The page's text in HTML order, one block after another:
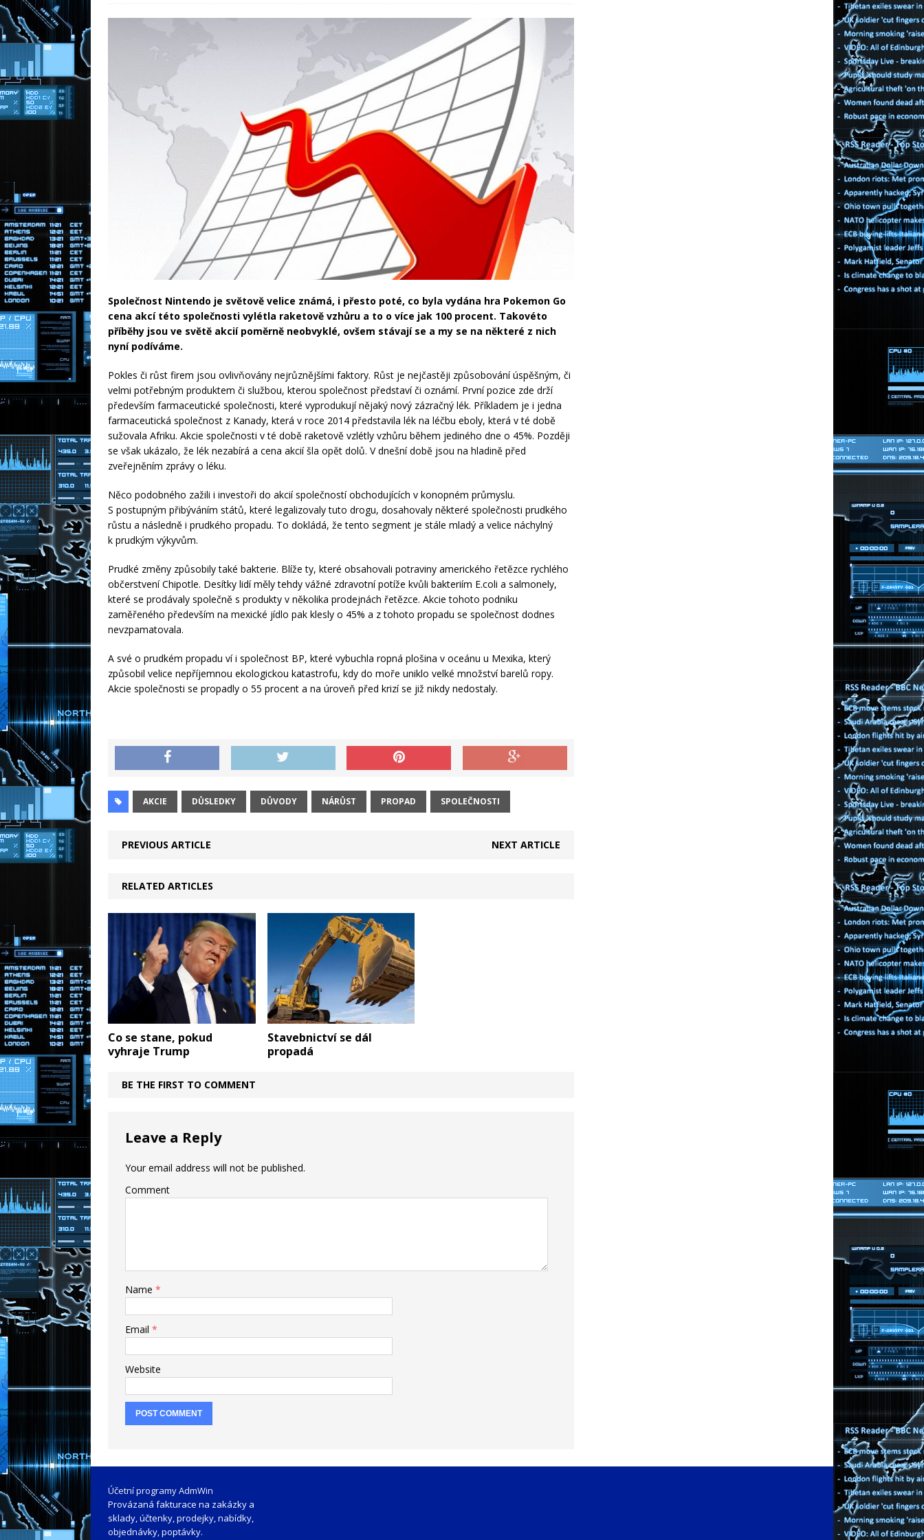
[ 31.12.2025 ] Moderní přístup k bezpečnému a efektivnímu ukládání
Zděděná nemovitost: Prodej bez stresu a rodinných sporů
Společnost Nintendo je světově velice známá, i přesto poté, co byla vydána hra Pokemon Go
cena akcí této společnosti vylétla raketově vzhůru a to o více jak 100 procent. Takovéto
příběhy jsou ve světě akcií poměrně neobvyklé, ovšem stávají se a my se na některé z nich
nyní podíváme.
Pokles či růst firem jsou ovlivňovány nejrůznějšími faktory. Růst je nejčastěji způsobování úspěšným, či
velmi potřebným produktem či službou, kterou společnost představí či oznámí. První pozice zde drží
především farmaceutické společnosti, které vyprodukují nějaký nový zázračný lék. Příkladem je i jedna
farmaceutická společnost z Kanady, která v roce 2014 představila lék na léčbu eboly, která v té době
sužovala Afriku. Akcie společnosti v té době raketově vzlétly vzhůru během jediného dne o 45%. Později
se však ukázalo, že lék nezabírá a cena akcií šla opět dolů. V dnešní době jsou na hladině před
zveřejněním zprávy o léku.
Něco podobného zažili i investoři do akcií společností obchodujících v konopném průmyslu.
S postupným přibýváním států, které legalizovaly tuto drogu, dosahovaly některé společnosti prudkého
růstu a následně i prudkého propadu. To dokládá, že tento segment je stále mladý a velice náchylný
k prudkým výkyvům.
Prudké změny způsobily také bakterie. Blíže ty, které obsahovali potraviny amerického řetězce rychlého
občerstvení Chipotle. Desítky lidí měly tehdy vážné zdravotní potíže kvůli bakteriím E.coli a salmonely,
které se prodávaly společně s produkty v několika prodejnách řetězce. Akcie tohoto podniku
zaměřeného především na mexické jídlo pak klesly o 45% a z tohoto propadu se společnost dodnes
nevzpamatovala.
A své o prudkém propadu ví i společnost BP, které vybuchla ropná plošina v oceánu u Mexika, který
způsobil velice nepříjemnou ekologickou katastrofu, kdy do moře uniklo velké množství barelů ropy.
Akcie společnosti se propadly o 55 procent a na úroveň před krizí se již nikdy nedostaly.
AKCIE DŮSLEDKY DŮVODY NÁRŮST PROPAD SPOLEČNOSTI
PREVIOUS ARTICLE NEXT ARTICLE
RELATED ARTICLES
Co se stane, pokud
vyhraje Trump
Stavebnictví se dál
propadá
BE THE FIRST TO COMMENT
Leave a Reply
Your email address will not be published.
Comment
Name *
Email *
Website
Účetní programy AdmWin
Provázaná fakturace na zakázky a
sklady, účtenky, prodejky, nabídky,
objednávky, poptávky.